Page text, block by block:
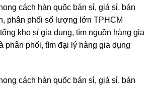
cách hàn quốc bán sỉ, giá sỉ, bán
phân phối số lượng lớn TPHCM
kho sỉ gia dụng, tìm nguồn hàng gia
phân phối, tìm đại lý hàng gia dụng
cách hàn quốc bán sỉ, giá sỉ, bán